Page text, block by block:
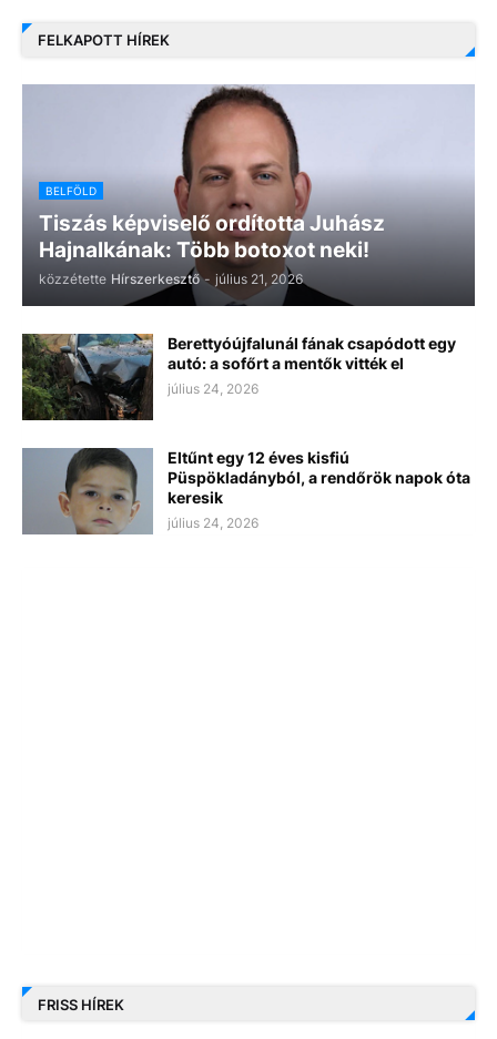
FELKAPOTT HÍREK
BELFÖLD
Tiszás képviselő ordította Juhász
Hajnalkának: Több botoxot neki!
közzétette Hírszerkesztő - július 21, 2026
Berettyóújfalunál fának csapódott egy
autó: a sofőrt a mentők vitték el
július 24, 2026
Eltűnt egy 12 éves kisfiú
Püspökladányból, a rendőrök napok óta
keresik
július 24, 2026
FRISS HÍREK